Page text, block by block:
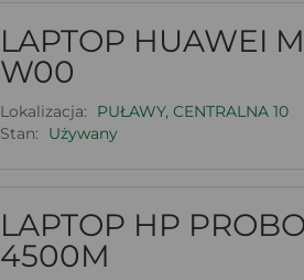
LAPTOP HUAWEI
W00
Lokalizacja:
PUŁAWY, CENTRALNA 10
Stan:
Używany
LAPTOP HP
4500M